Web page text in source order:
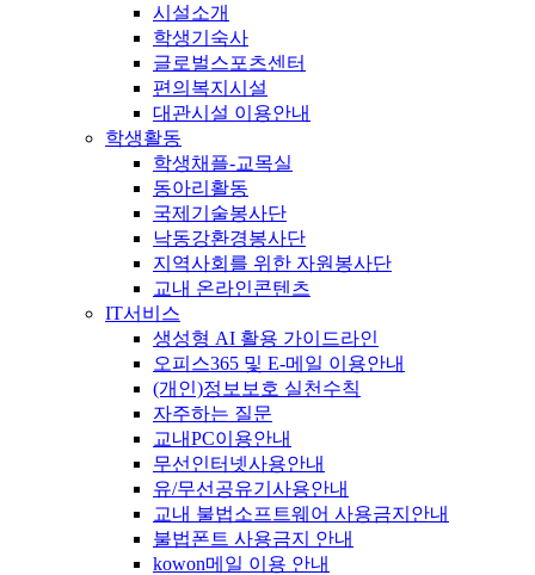
시설소개
학생기숙사
글로벌스포츠센터
편의복지시설
대관시설 이용안내
학생활동
학생채플-교목실
동아리활동
국제기술봉사단
낙동강환경봉사단
지역사회를 위한 자원봉사단
교내 온라인콘텐츠
IT서비스
생성형 AI 활용 가이드라인
오피스365 및 E-메일 이용안내
(개인)정보보호 실천수칙
자주하는 질문
교내PC이용안내
무선인터넷사용안내
유/무선공유기사용안내
교내 불법소프트웨어 사용금지안내
불법폰트 사용금지 안내
kowon메일 이용 안내